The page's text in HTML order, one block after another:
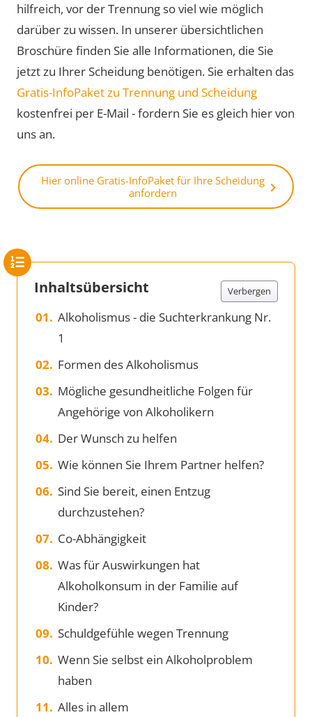
hilfreich, vor der Trennung so viel wie möglich
darüber zu wissen. In unserer übersichtlichen
Broschüre finden Sie alle Informationen, die Sie
jetzt zu Ihrer Scheidung benötigen. Sie erhalten das
Gratis-InfoPaket zu Trennung und Scheidung
kostenfrei per E-Mail - fordern Sie es gleich hier von
uns an.
Hier online Gratis-InfoPaket für Ihre Scheidung
anfordern
Inhaltsübersicht Verbergen
Alkoholismus - die Suchterkrankung Nr.
1
Formen des Alkoholismus
Mögliche gesundheitliche Folgen für
Angehörige von Alkoholikern
Der Wunsch zu helfen
Wie können Sie Ihrem Partner helfen?
Sind Sie bereit, einen Entzug
durchzustehen?
Co-Abhängigkeit
Was für Auswirkungen hat
Alkoholkonsum in der Familie auf
Kinder?
Schuldgefühle wegen Trennung
Wenn Sie selbst ein Alkoholproblem
haben
Alles in allem